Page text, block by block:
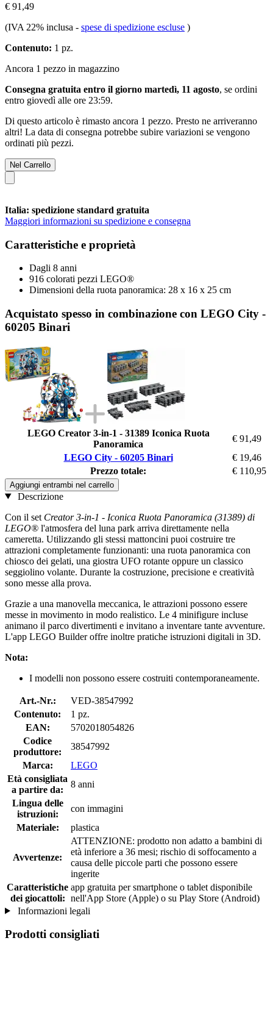
€ 91,49
(IVA 22% inclusa - spese di spedizione escluse )
Contenuto: 1 pz.
Ancora 1 pezzo in magazzino
Consegna gratuita entro il giorno martedì, 11 agosto, se ordini
entro giovedì alle ore 23:59.
Di questo articolo è rimasto ancora 1 pezzo. Presto ne arriveranno
altri! La data di consegna potrebbe subire variazioni se vengono
ordinati più pezzi.
Nel Carrello
Italia: spedizione standard gratuita
Maggiori informazioni su spedizione e consegna
Caratteristiche e proprietà
Dagli 8 anni
916 colorati pezzi LEGO®
Dimensioni della ruota panoramica: 28 x 16 x 25 cm
Acquistato spesso in combinazione con LEGO City -
60205 Binari
LEGO Creator 3-in-1 - 31389 Iconica Ruota
Panoramica
€ 91,49
LEGO City - 60205 Binari
€ 19,46
Prezzo totale:
€ 110,95
Aggiungi entrambi nel carrello
Descrizione
Con il set Creator 3-in-1 - Iconica Ruota Panoramica (31389) di
LEGO® l'atmosfera del luna park arriva direttamente nella
cameretta. Utilizzando gli stessi mattoncini puoi costruire tre
attrazioni completamente funzionanti: una ruota panoramica con
chiosco dei gelati, una giostra UFO rotante oppure un classico
seggiolino volante. Durante la costruzione, precisione e creatività
sono messe alla prova.
Grazie a una manovella meccanica, le attrazioni possono essere
messe in movimento in modo realistico. Le 4 minifigure incluse
animano il parco divertimenti e invitano a inventare tante avventure.
L'app LEGO Builder offre inoltre pratiche istruzioni digitali in 3D.
Nota:
I modelli non possono essere costruiti contemporaneamente.
Art.-Nr.:
VED-38547992
Contenuto:
1 pz.
EAN:
5702018054826
Codice
produttore:
38547992
Marca:
LEGO
Età consigliata
a partire da:
8 anni
Lingua delle
istruzioni:
con immagini
Materiale:
plastica
Avvertenze:
ATTENZIONE: prodotto non adatto a bambini di
età inferiore a 36 mesi; rischio di soffocamento a
causa delle piccole parti che possono essere
ingerite
Caratteristiche
dei giocattoli:
app gratuita per smartphone o tablet disponibile
nell'App Store (Apple) o su Play Store (Android)
Informazioni legali
Prodotti consigliati